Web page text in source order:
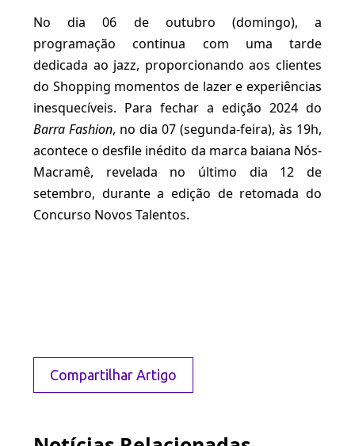
No dia 06 de outubro (domingo), a
programação continua com uma tarde
dedicada ao jazz, proporcionando aos clientes
do Shopping momentos de lazer e experiências
inesquecíveis. Para fechar a edição 2024 do
Barra Fashion, no dia 07 (segunda-feira), às 19h,
acontece o desfile inédito da marca baiana Nós-
Macramê, revelada no último dia 12 de
setembro, durante a edição de retomada do
Concurso Novos Talentos.
Compartilhar Artigo